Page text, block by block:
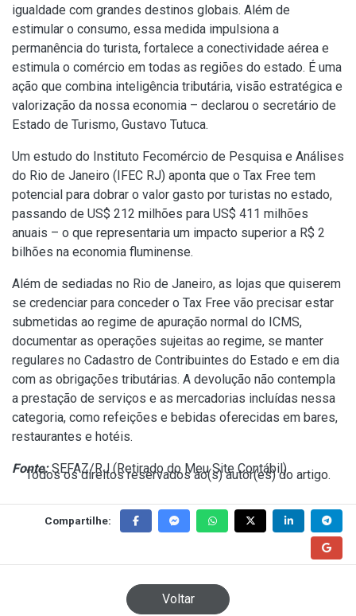
igualdade com grandes destinos globais. Além de
estimular o consumo, essa medida impulsiona a
permanência do turista, fortalece a conectividade aérea e
estimula o comércio em todas as regiões do estado. É uma
ação que combina inteligência tributária, visão estratégica e
valorização da nossa economia – declarou o secretário de
Estado de Turismo, Gustavo Tutuca.
Um estudo do Instituto Fecomércio de Pesquisa e Análises
do Rio de Janeiro (IFEC RJ) aponta que o Tax Free tem
potencial para dobrar o valor gasto por turistas no estado,
passando de US$ 212 milhões para US$ 411 milhões
anuais – o que representaria um impacto superior a R$ 2
bilhões na economia fluminense.
Além de sediadas no Rio de Janeiro, as lojas que quiserem
se credenciar para conceder o Tax Free vão precisar estar
submetidas ao regime de apuração normal do ICMS,
documentar as operações sujeitas ao regime, se manter
regulares no Cadastro de Contribuintes do Estado e em dia
com as obrigações tributárias. A devolução não contempla
a prestação de serviços e as mercadorias incluídas nessa
categoria, como refeições e bebidas oferecidas em bares,
restaurantes e hotéis.
Fonte:SEFAZ/RJ (Retirado do Meu Site Contábil)
Todos os direitos reservados ao(s) autor(es) do artigo.
Compartilhe:
Voltar